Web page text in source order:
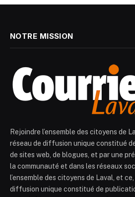
NOTRE MISSION
Rejoindre l’ensemble des citoyens de
réseau de diffusion unique constitué
de sites web, de blogues, et par une
la communauté et dans les réseaux
l’ensemble des citoyens de Laval, et
diffusion unique constitué de